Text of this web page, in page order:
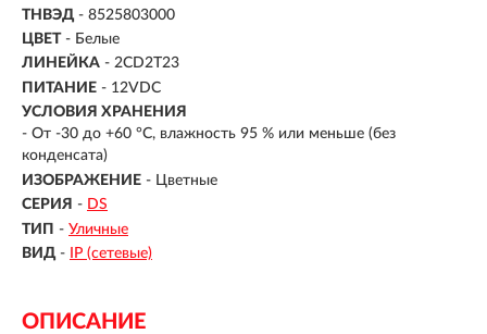
ТНВЭД - 8525803000
ЦВЕТ - Белые
ЛИНЕЙКА - 2CD2T23
ПИТАНИЕ - 12VDC
УСЛОВИЯ ХРАНЕНИЯ
- От -30 до +60 °C, влажность 95 % или меньше (без
конденсата)
ИЗОБРАЖЕНИЕ - Цветные
СЕРИЯ - DS
ТИП - Уличные
ВИД - IP (сетевые)
ОПИСАНИЕ